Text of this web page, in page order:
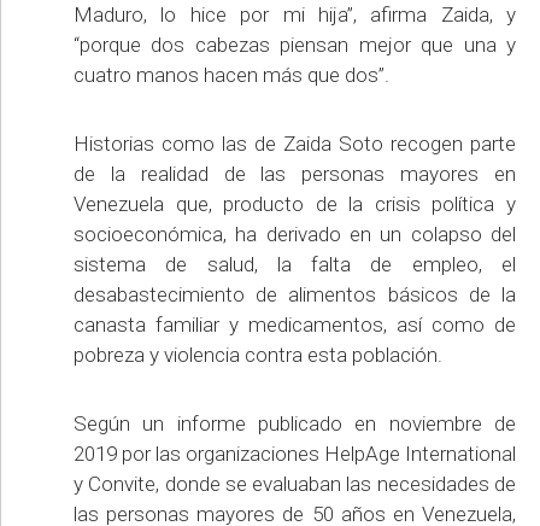
Maduro, lo hice por mi hija”, afirma Zaida, y
“porque dos cabezas piensan mejor que una y
cuatro manos hacen más que dos”.
Historias como las de Zaida Soto recogen parte
de la realidad de las personas mayores en
Venezuela que, producto de la crisis política y
socioeconómica, ha derivado en un colapso del
sistema de salud, la falta de empleo, el
desabastecimiento de alimentos básicos de la
canasta familiar y medicamentos, así como de
pobreza y violencia contra esta población.
Según un informe publicado en noviembre de
2019 por las organizaciones HelpAge International
y Convite, donde se evaluaban las necesidades de
las personas mayores de 50 años en Venezuela,